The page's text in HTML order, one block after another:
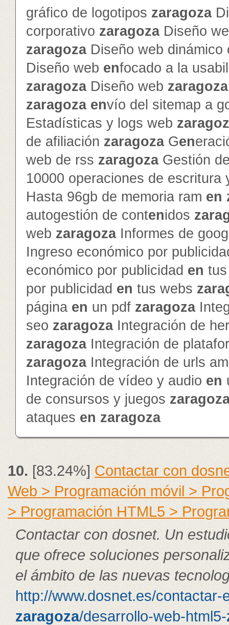
gráfico de logotipos zaragoza
corporativo zaragozaDiseño
zaragozaDiseño web
Diseño web enfocado a la
zaragozaDiseño web zaragoza
zaragoza envío del sitemap a
Estadísticas y logs web
de afiliación zaragozaGen
web de rss zaragozaGestión
10000 operaciones de
Hasta 96gb de memoria ram en
autogestión de contenidos
web zaragozaInformes de
Ingreso económico por
económico por publicidad en
por publicidad en tus webs
página en un pdf zaragoza
seo zaragozaIntegración de
zaragozaIntegración de
zaragozaIntegración de urls
Integración de vídeo y audio en
de consursos y juegos
ataques en zaragoza
10.[83.24%]Contactar con
Web > Programación móvil >
> Programación HTML5 >
Contactar con dosnet. Un
que ofrece soluciones
el ámbito de las nuevas
http://www.dosnet.es/contactar-
zaragoza/desarrollo-web-html5-